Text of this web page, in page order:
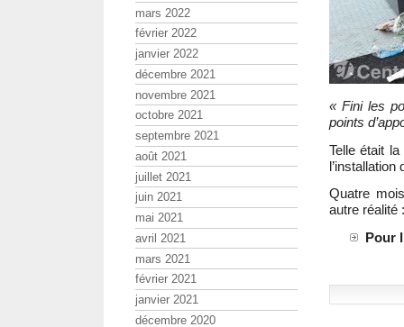
« Fini les
points
Telle était
Quatre
autre réalité
Pour
mars 2022
février 2022
janvier 2022
décembre 2021
novembre 2021
octobre 2021
septembre 2021
août 2021
juillet 2021
juin 2021
mai 2021
avril 2021
mars 2021
février 2021
janvier 2021
décembre 2020